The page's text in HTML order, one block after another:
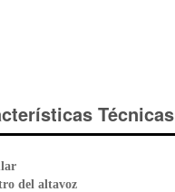
Técnicas
del altavoz